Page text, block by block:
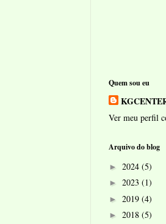
Quem sou eu
Ver meu perfil
Arquivo do blog
► 2024 (5)
► 2023 (1)
► 2019 (4)
► 2018 (5)